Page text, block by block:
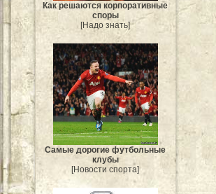
Как решаются корпоративные
споры
[Надо знать]
Самые дорогие футбольные
клубы
[Новости спорта]